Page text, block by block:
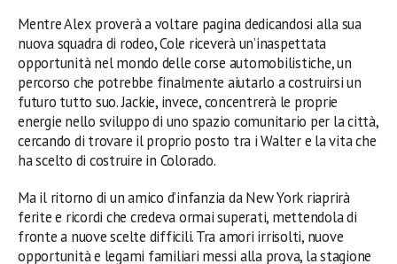
Mentre Alex proverà a voltare pagina dedicandosi alla sua
nuova squadra di rodeo, Cole riceverà un’inaspettata
opportunità nel mondo delle corse automobilistiche, un
percorso che potrebbe finalmente aiutarlo a costruirsi un
futuro tutto suo. Jackie, invece, concentrerà le proprie
energie nello sviluppo di uno spazio comunitario per la città,
cercando di trovare il proprio posto tra i Walter e la vita che
ha scelto di costruire in Colorado.
Ma il ritorno di un amico d’infanzia da New York riaprirà
ferite e ricordi che credeva ormai superati, mettendola di
fronte a nuove scelte difficili. Tra amori irrisolti, nuove
opportunità e legami familiari messi alla prova, la stagione